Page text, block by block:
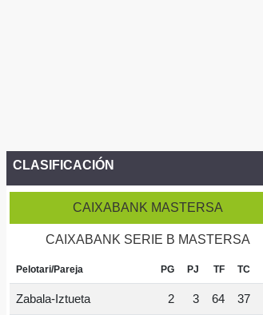
CLASIFICACIÓN
CAIXABANK MASTERSA
CAIXABANK SERIE B MASTERSA
Pelotari/Pareja PG PJ TF TC
Zabala-Iztueta 2 3 64 37